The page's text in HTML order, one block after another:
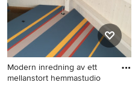
Modern inredning av ett
mellanstort hemmastudio